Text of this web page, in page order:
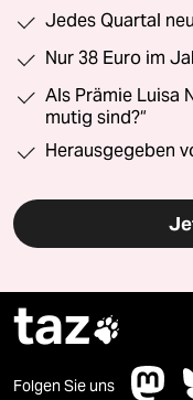
Jedes Quartal
Nur 38 Euro im
Als Prämie Luisa
mutig sind?“
Herausgegeben
taz
Folgen Sie uns